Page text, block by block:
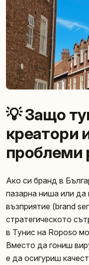
💡 Защо
креатори
проблеми
Ако си бранд в
пазарна ниша или
възприятие (brand
стратегическото
в Тунис на Roposo
Вместо да гониш
е да осигуриш